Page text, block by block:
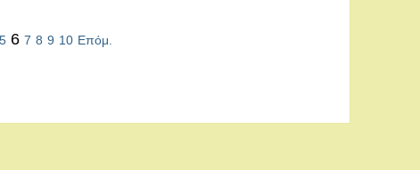
5 6 7 8 9 10 Επόμ.